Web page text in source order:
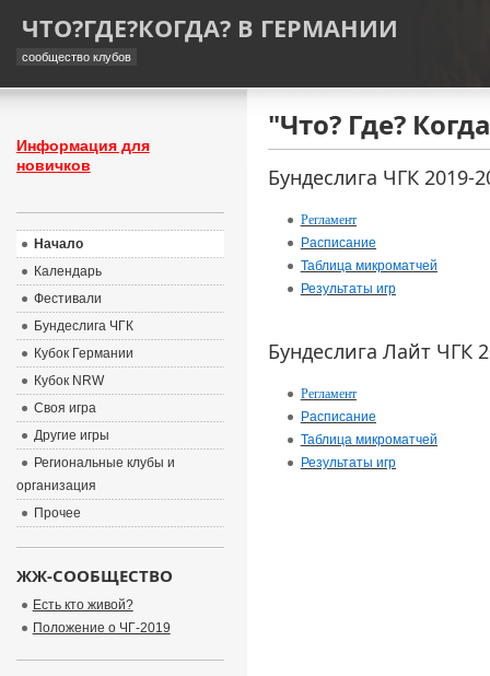
ЧТО?ГДЕ?КОГДА? В ГЕРМАНИИ
сообщество клубов
"Что? Где?
Бундеслига ЧГК 2019-
Регламент
Расписание
Таблица микроматчей
Результаты игр
Бундеслига Лайт ЧГК
Регламент
Расписание
Таблица микроматчей
Результаты игр
Информация для
новичков
Начало
Календарь
Фестивали
Бундеслига ЧГК
Кубок Германии
Кубок NRW
Своя игра
Другие игры
Региональные клубы и
организация
Прочее
ЖЖ-СООБЩЕСТВО
Есть кто живой?
Положение о ЧГ-2019